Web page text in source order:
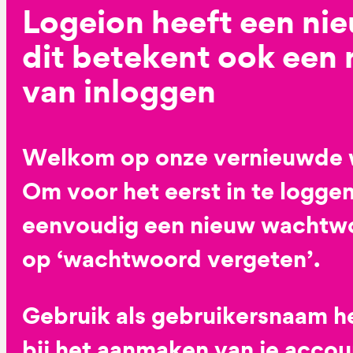
Logeion heeft een
dit betekent ook een
van inloggen
Welkom op onze vernieuwde
Om voor het eerst in te
eenvoudig een nieuw
op ‘wachtwoord vergeten’.
Gebruik als gebruikersnaam